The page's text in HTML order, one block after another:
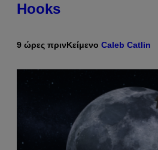
Hooks
9 ώρες πρινΚείμενο Caleb Catlin